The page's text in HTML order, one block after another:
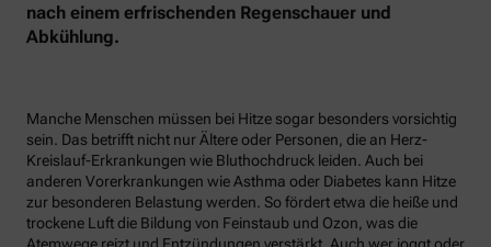
nach einem erfrischenden Regenschauer und
Abkühlung.
Manche Menschen müssen bei Hitze sogar besonders vorsichtig
sein. Das betrifft nicht nur Ältere oder Personen, die an Herz-
Kreislauf-Erkrankungen wie Bluthochdruck leiden. Auch bei
anderen Vorerkrankungen wie Asthma oder Diabetes kann Hitze
zur besonderen Belastung werden. So fördert etwa die heiße und
trockene Luft die Bildung von Feinstaub und Ozon, was die
Atemwege reizt und Entzündungen verstärkt. Auch wer joggt oder